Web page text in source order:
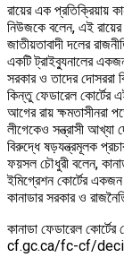
রায়ের এক প্রতিক্রিয়ায়
নিউজকে বলেন, এই রায়ের
জাতীয়তাবাদী দলের
একটি ট্রাইব্যুনালের
সরকার ও তাদের দোসররা
কিন্তু ফেডারেল কোর্টের
আগের রায় ক্ষমতাসীনরা
লীগেকেও সন্ত্রাসী আখ্যা
বিরুদ্ধে ষড়যন্ত্রমূলক
ফয়সল চৌধুরী বলেন,
ইমিগ্রেশন কোর্টের একজন
কানাডার সরকার ও
কানাডা ফেডারেল
cf.gc.ca/fc-cf/